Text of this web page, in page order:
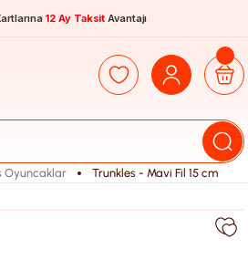
12 Ay Taksit Avantajı
Oyuncaklar Trunkles - Mavi Fil 15 cm